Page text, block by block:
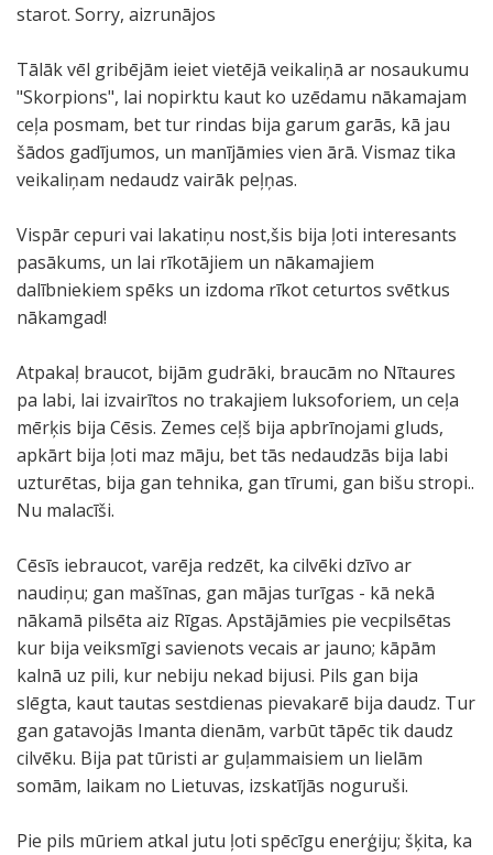
starot. Sorry, aizrunājos
Tālāk vēl gribējām ieiet vietējā veikaliņā ar nosaukumu
"Skorpions", lai nopirktu kaut ko uzēdamu nākamajam
ceļa posmam, bet tur rindas bija garum garās, kā jau
šādos gadījumos, un manījāmies vien ārā. Vismaz tika
veikaliņam nedaudz vairāk peļņas.
Vispār cepuri vai lakatiņu nost,šis bija ļoti interesants
pasākums, un lai rīkotājiem un nākamajiem
dalībniekiem spēks un izdoma rīkot ceturtos svētkus
nākamgad!
Atpakaļ braucot, bijām gudrāki, braucām no Nītaures
pa labi, lai izvairītos no trakajiem luksoforiem, un ceļa
mērķis bija Cēsis. Zemes ceļš bija apbrīnojami gluds,
apkārt bija ļoti maz māju, bet tās nedaudzās bija labi
uzturētas, bija gan tehnika, gan tīrumi, gan bišu stropi..
Nu malacīši.
Cēsīs iebraucot, varēja redzēt, ka cilvēki dzīvo ar
naudiņu; gan mašīnas, gan mājas turīgas - kā nekā
nākamā pilsēta aiz Rīgas. Apstājāmies pie vecpilsētas
kur bija veiksmīgi savienots vecais ar jauno; kāpām
kalnā uz pili, kur nebiju nekad bijusi. Pils gan bija
slēgta, kaut tautas sestdienas pievakarē bija daudz. Tur
gan gatavojās Imanta dienām, varbūt tāpēc tik daudz
cilvēku. Bija pat tūristi ar guļammaisiem un lielām
somām, laikam no Lietuvas, izskatījās noguruši.
Pie pils mūriem atkal jutu ļoti spēcīgu enerģiju; šķita, ka